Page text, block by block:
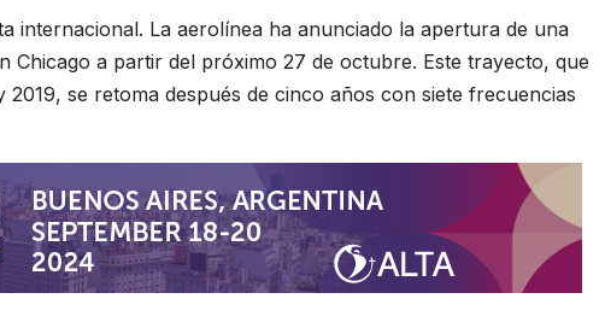
internacional. La aerolínea ha anunciado la apertura de una
Chicago a partir del próximo 27 de octubre. Este trayecto, que
se retoma después de cinco años con siete frecuencias